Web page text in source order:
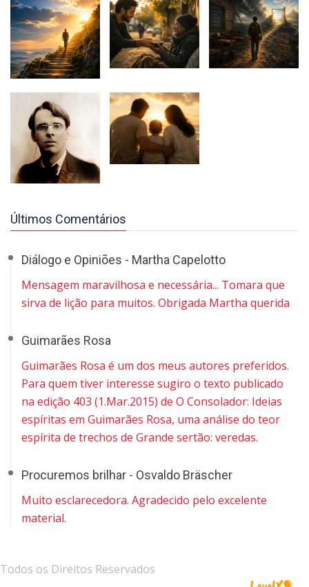
Últimos Comentários
Diálogo e Opiniões - Martha Capelotto
Mensagem maravilhosa e necessária... Tomara que
sirva de lição para muitos. Obrigada Martha querida
Guimarães Rosa
Guimarães Rosa é um dos meus autores preferidos.
Para quem tiver interesse sugiro o texto publicado
na edição 403 (1.Mar.2015) de O Consolador: Ideias
espíritas em Guimarães Rosa, uma análise do teor
espírita de trechos de Grande sertão: veredas.
Procuremos brilhar - Osvaldo Bräscher
Muito esclarecedora. Agradecido pelo excelente
material.
Todos os Direitos Reservados